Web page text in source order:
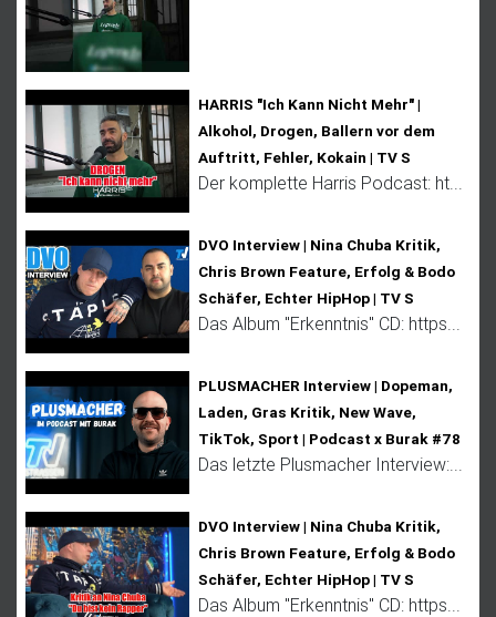
HARRIS "Ich Kann Nicht Mehr" |
Alkohol, Drogen, Ballern vor dem
Auftritt, Fehler, Kokain | TV S
Der komplette Harris Podcast: ht...
DVO Interview | Nina Chuba Kritik,
Chris Brown Feature, Erfolg & Bodo
Schäfer, Echter HipHop | TV S
Das Album "Erkenntnis" CD: https...
PLUSMACHER Interview | Dopeman,
Laden, Gras Kritik, New Wave,
TikTok, Sport | Podcast x Burak #78
Das letzte Plusmacher Interview:...
DVO Interview | Nina Chuba Kritik,
Chris Brown Feature, Erfolg & Bodo
Schäfer, Echter HipHop | TV S
Das Album "Erkenntnis" CD: https...